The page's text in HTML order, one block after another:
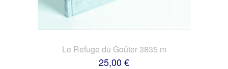
Le Refuge du Goûter 3835 m
25,00 €